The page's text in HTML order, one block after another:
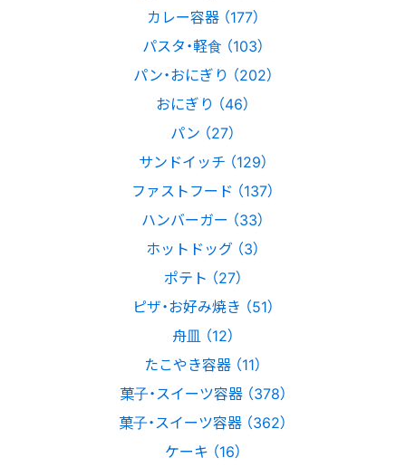
カレー容器 （177）
パスタ・軽食 （103）
パン・おにぎり （202）
おにぎり （46）
パン （27）
サンドイッチ （129）
ファストフード （137）
ハンバーガー （33）
ホットドッグ （3）
ポテト （27）
ピザ・お好み焼き （51）
舟皿 （12）
たこやき容器 （11）
菓子・スイーツ容器 （378）
菓子・スイーツ容器 （362）
ケーキ （16）